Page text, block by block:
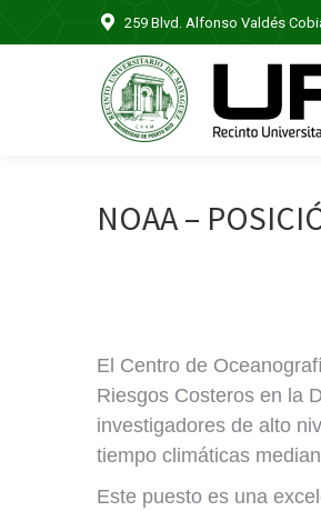
259 Blvd. Alfonso Valdés
NOAA –
El Centro de
Riesgos Costeros en la
investigadores de alto
tiempo climáticas
Este puesto es una